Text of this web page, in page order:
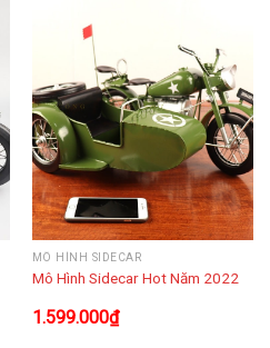
MÔ HÌNH SIDECAR
Mô Hình Sidecar Hot Năm 2022
1.599.000₫